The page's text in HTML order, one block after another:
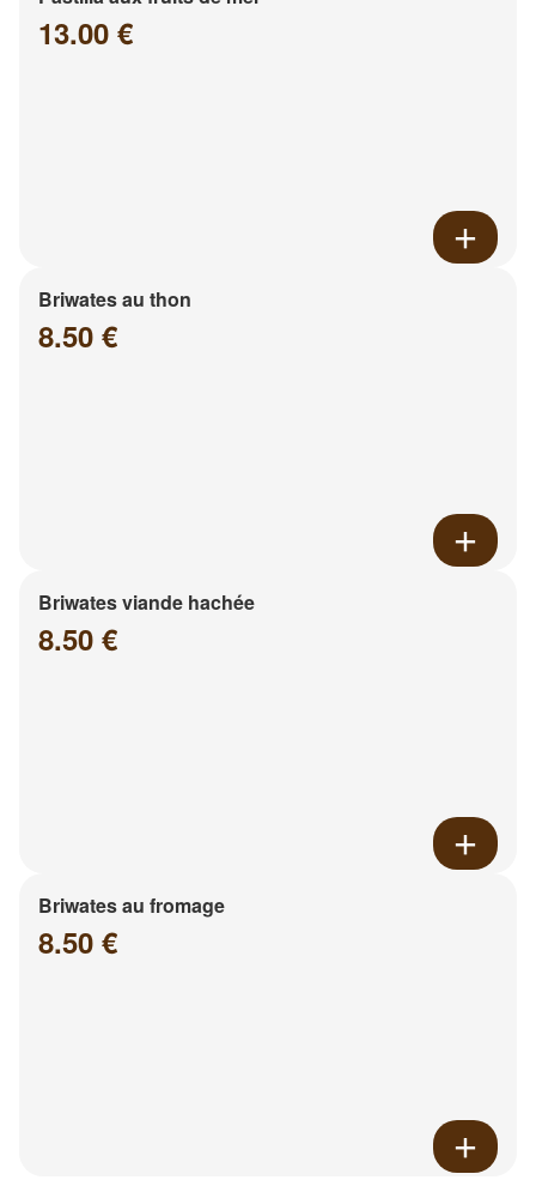
13.00 €
Briwates au thon
8.50 €
Briwates viande hachée
8.50 €
Briwates au fromage
8.50 €